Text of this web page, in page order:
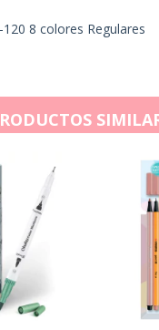
8 colores Regulares